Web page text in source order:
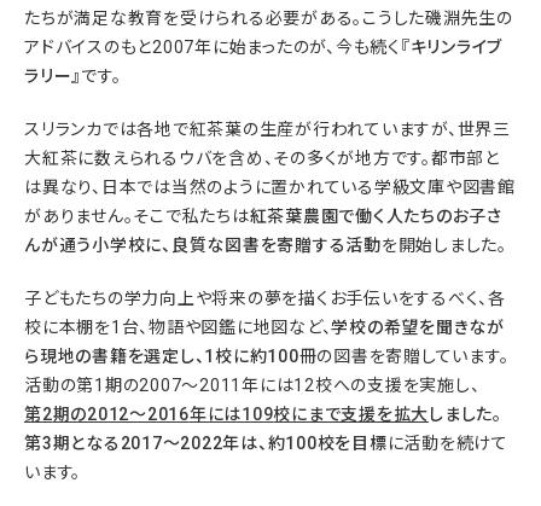
たちが満足な教育を受けられる必要がある。こうした磯淵先生の
アドバイスのもと2007年に始まったのが、今も続く 『キリンライブ
ラリー』です。
スリランカでは各地で紅茶葉の生産が行われていますが、世界三
大紅茶に数えられるウバを含め、その多くが地方です。都市部と
は異なり、日本では当然のように置かれている学級文庫や図書館
がありません。そこで私たちは紅茶葉農園で働く人たちのお子さ
んが通う小学校に、良質な図書を寄贈する活動を開始しました。
子どもたちの学力向上や将来の夢を描くお手伝いをするべく、各
校に本棚を1台、物語や図鑑に地図など、学校の希望を聞きなが
ら現地の書籍を選定し、1校に約100冊の図書を寄贈しています。
活動の第1期の2007～2011年には12校への支援を実施し、
第2期の2012～2016年には109校にまで支援を拡大しました。
第3期となる2017～2022年は、約100校を目標に活動を続けて
います。